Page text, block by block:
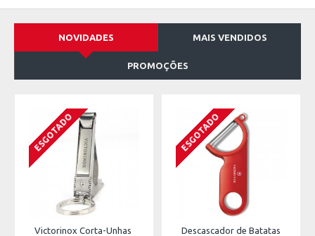
NOVIDADES MAIS VENDIDOS
PROMOÇÕES
ESGOTADO
Victorinox Corta-Unhas
ESGOTADO
Descascador de Batatas